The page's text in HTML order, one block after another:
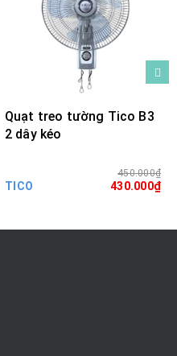
Quạt treo tường Tico B3
2 dây kéo
TICO
450.000₫
430.000₫